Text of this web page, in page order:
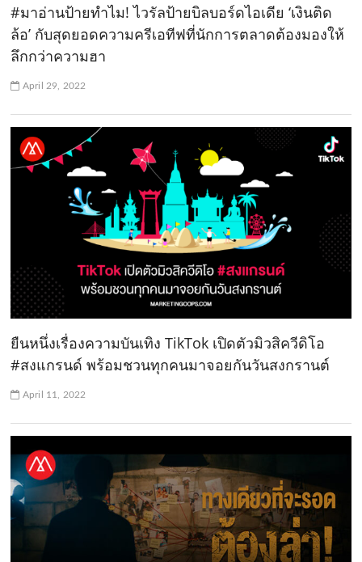
#มาอ่านป้ายทำไม! ไวรัลป้ายบิลบอร์ดไอเดีย ‘เงินติด
ล้อ’ กับสุดยอดความครีเอทีฟที่นักการตลาดต้องมองให้
ลึกกว่าความฮา
April 29, 2022
ยืนหนึ่งเรื่องความบันเทิง TikTok เปิดตัวมิวสิควีดิโอ
#สงแกรนด์ พร้อมชวนทุกคนมาจอยกันวันสงกรานต์
April 11, 2022